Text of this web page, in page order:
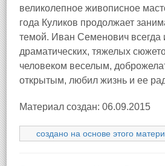
великолепное живописное
года Куликов продолжает
темой. Иван Семенович всегда
драматических, тяжелых
человеком веселым,
открытым, любил жизнь и ее
Материал создан: 06.09.2015
создано на основе этого